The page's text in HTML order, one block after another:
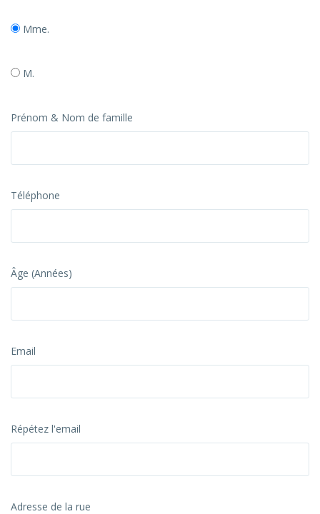
Mme.
M.
Prénom & Nom de famille
Téléphone
Âge (Années)
Email
Répétez l'email
Adresse de la rue